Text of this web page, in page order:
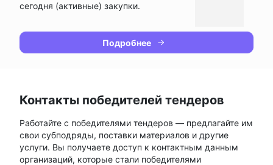
сегодня (активные) закупки.
Подробнее
Контакты победителей тендеров
Работайте с победителями тендеров — предлагайте им
свои субподряды, поставки материалов и другие
услуги. Вы получаете доступ к контактным данным
организаций, которые стали победителями